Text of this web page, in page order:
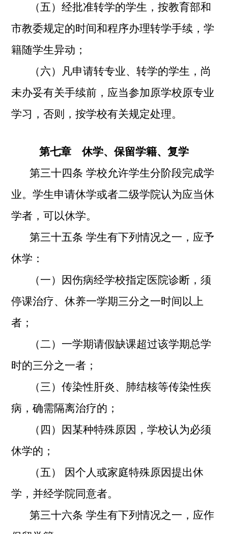
（五）经批准转学的学生，按教育部和
市教委规定的时间和程序办理转学手续，学
籍随学生异动；
（六）凡申请转专业、转学的学生，尚
未办妥有关手续前，应当参加原学校原专业
学习，否则，按学校有关规定处理。
第七章 休学、保留学籍、复学
第三十四条 学校允许学生分阶段完成学
业。学生申请休学或者二级学院认为应当休
学者，可以休学。
第三十五条 学生有下列情况之一，应予
休学：
（一）因伤病经学校指定医院诊断，须
停课治疗、休养一学期三分之一时间以上
者；
（二）一学期请假缺课超过该学期总学
时的三分之一者；
（三）传染性肝炎、肺结核等传染性疾
病，确需隔离治疗的；
（四）因某种特殊原因，学校认为必须
休学的；
（五） 因个人或家庭特殊原因提出休
学，并经学院同意者。
第三十六条 学生有下列情况之一，应作